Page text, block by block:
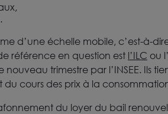
d’une échelle mobile, c’est-à-
référence en question est l’ILC ou
trimestre par l’INSEE. Ils
cours des prix à la
du loyer du bail